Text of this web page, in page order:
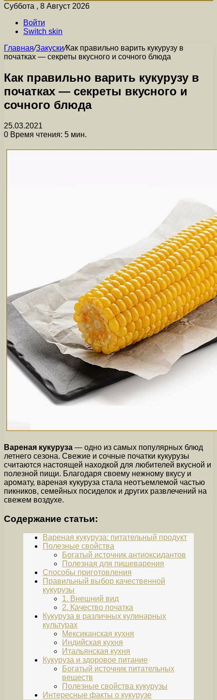
Суббота , 8 Август 2026
Войти
Switch skin
Главная/Закуски/Как правильно варить кукурузу в
початках — секреты вкусного и сочного блюда
Как правильно варить кукурузу в
початках — секреты вкусного и
сочного блюда
25.03.2021
0 Время чтения: 5 мин.
Вареная кукуруза — одно из самых популярных блюд
летнего сезона. Свежие и сочные початки кукурузы
считаются настоящей находкой для любителей вкусной и
полезной пищи. Благодаря своему нежному вкусу и
аромату, вареная кукуруза стала неотъемлемой частью
пикников, семейных посиделок и других развлечений на
свежем воздухе.
Содержание статьи:
Вареная кукуруза: питательный продукт
Полезные свойства
Богатый источник антиоксидантов
Полезная для пищеварения
Способы приготовления
Правильный выбор качественной
кукурузы
1. Внешний вид
2. Качество початка
Кукуруза в различных кулинарных
культурах
Мексиканская кухня
Индийская кухня
Итальянская кухня
Кукуруза и здоровое питание
Богатый источник питательных
веществ
Полезные свойства кукурузы
Интересные факты о кукурузе